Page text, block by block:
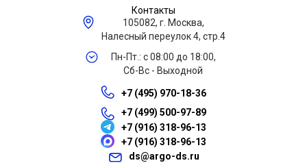
Контакты
105082, г. Москва,
Налесный переулок 4, стр.4
Пн-Пт.: с 08:00 до 18:00,
Сб-Вс - Выходной
+7 (495) 970-18-36
+7 (499) 500-97-89
+7 (916) 318-96-13
+7 (916) 318-96-13
ds@argo-ds.ru